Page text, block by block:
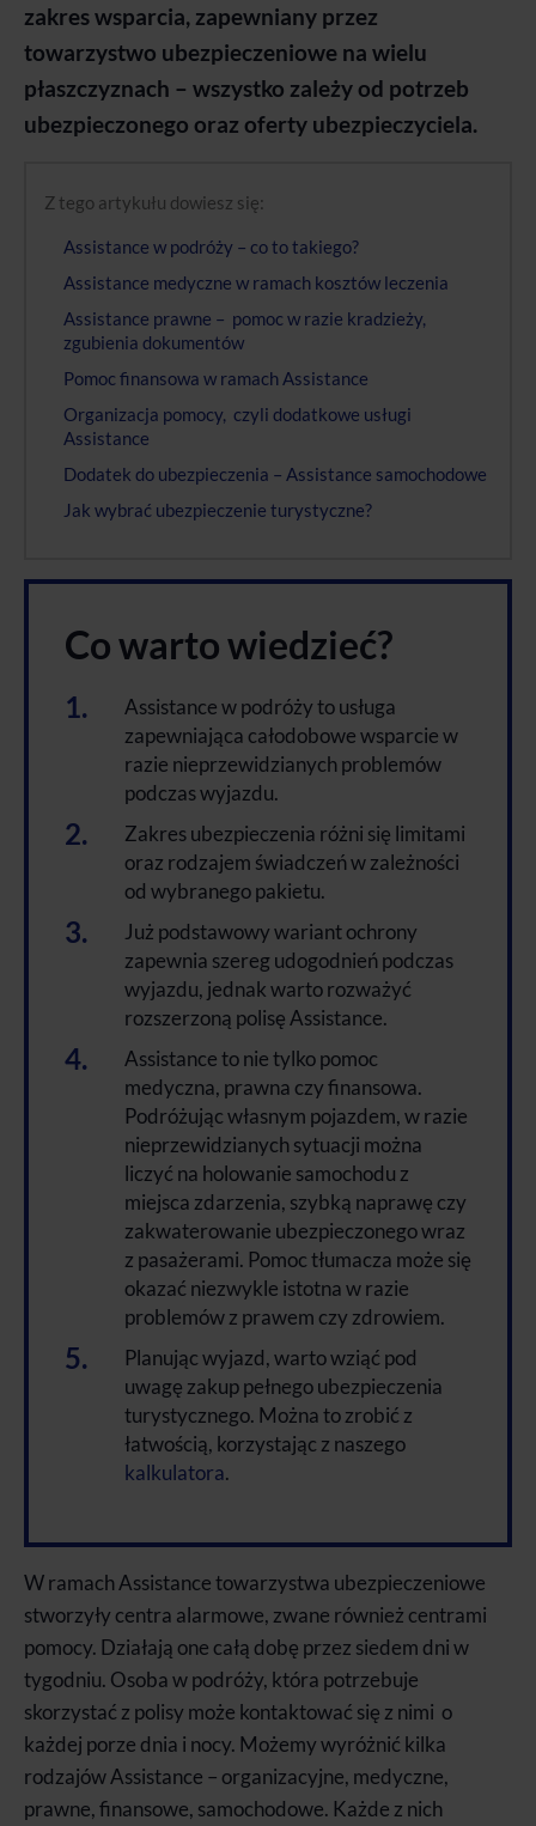
zakres wsparcia, zapewniany przez
towarzystwo ubezpieczeniowe na wielu
płaszczyznach – wszystko zależy od potrzeb
ubezpieczonego oraz oferty ubezpieczyciela.
Co warto wiedzieć?
Assistance w podróży to usługa
zapewniająca całodobowe wsparcie w
razie nieprzewidzianych problemów
podczas wyjazdu.
Zakres ubezpieczenia różni się limitami
oraz rodzajem świadczeń w zależności
od wybranego pakietu.
Już podstawowy wariant ochrony
zapewnia szereg udogodnień podczas
wyjazdu, jednak warto rozważyć
rozszerzoną polisę Assistance.
Assistance to nie tylko pomoc
medyczna, prawna czy finansowa.
Podróżując własnym pojazdem, w razie
nieprzewidzianych sytuacji można
liczyć na holowanie samochodu z
miejsca zdarzenia, szybką naprawę czy
zakwaterowanie ubezpieczonego wraz
z pasażerami. Pomoc tłumacza może się
okazać niezwykle istotna w razie
problemów z prawem czy zdrowiem.
Planując wyjazd, warto wziąć pod
uwagę zakup pełnego ubezpieczenia
turystycznego. Można to zrobić z
łatwością, korzystając z naszego
kalkulatora.
W ramach Assistance towarzystwa ubezpieczeniowe
stworzyły centra alarmowe, zwane również centrami
pomocy. Działają one całą dobę przez siedem dni w
tygodniu. Osoba w podróży, która potrzebuje
skorzystać z polisy może kontaktować się z nimi o
każdej porze dnia i nocy. Możemy wyróżnić kilka
rodzajów Assistance – organizacyjne, medyczne,
prawne, finansowe, samochodowe. Każde z nich
Z tego artykułu dowiesz się:
Assistance w podróży – co to takiego?
Assistance medyczne w ramach kosztów leczenia
Assistance prawne – pomoc w razie kradzieży,
zgubienia dokumentów
Pomoc finansowa w ramach Assistance
Organizacja pomocy, czyli dodatkowe usługi
Assistance
Dodatek do ubezpieczenia – Assistance samochodowe
Jak wybrać ubezpieczenie turystyczne?